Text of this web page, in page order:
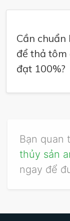
Cần chuẩn
để thả tôm
đạt 100%?
Bạn quan
thủy sản
ngay để